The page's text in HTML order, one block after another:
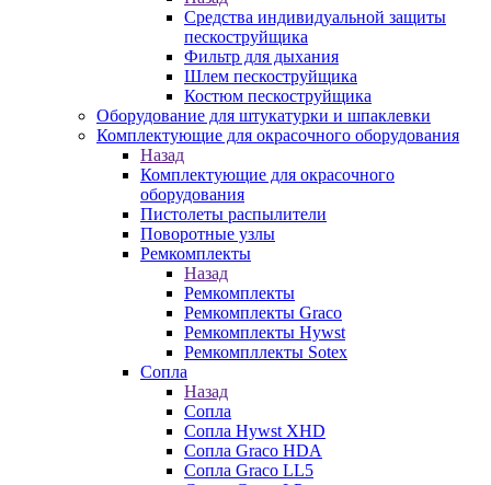
Средства индивидуальной защиты
пескоструйщика
Фильтр для дыхания
Шлем пескоструйщика
Костюм пескоструйщика
Оборудование для штукатурки и шпаклевки
Комплектующие для окрасочного оборудования
Назад
Комплектующие для окрасочного
оборудования
Пистолеты распылители
Поворотные узлы
Ремкомплекты
Назад
Ремкомплекты
Ремкомплекты Graco
Ремкомплекты Hywst
Ремкомпллекты Sotex
Сопла
Назад
Сопла
Сопла Hywst XHD
Сопла Graco HDA
Сопла Graco LL5